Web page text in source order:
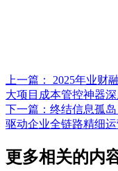
上一篇： 2025年业财
大项目成本管控神器
下一篇： 终结信息孤
驱动企业全链路精细
更多相关的内